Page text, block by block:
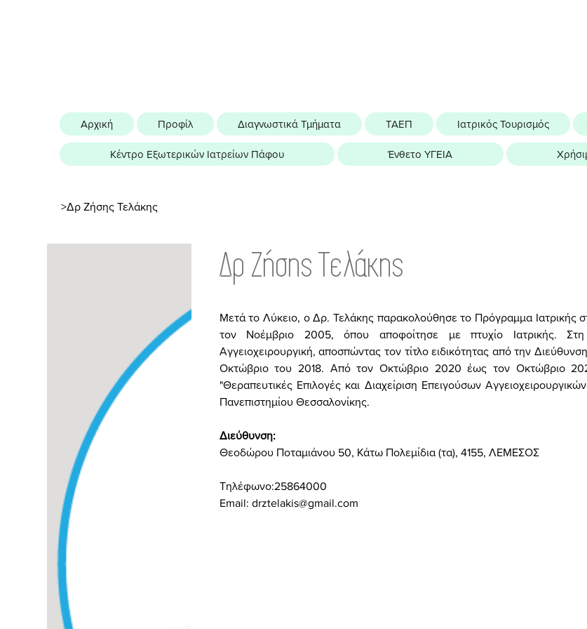
Αρχική Προφίλ Διαγνωστικά Τμήματα ΤΑΕΠ Ιατρικός Τουρισμός
Κέντρο Εξωτερικών Ιατρείων Πάφου Ένθετο ΥΓΕΙΑ
>Δρ Ζήσης Τελάκης
Δρ Ζήσης Τελάκης
Μετά το Λύκειο, ο Δρ. Τελάκης παρακολούθησε το Πρόγραμμα Ιατρικής
τον Νοέμβριο 2005, όπου αποφοίτησε με πτυχίο Ιατρικής. Στη
Αγγειοχειρουργική, αποσπώντας τον τίτλο ειδικότητας από την
Οκτώβριο του 2018. Από τον Οκτώβριο 2020 έως τον Οκτώβριο
"Θεραπευτικές Επιλογές και Διαχείριση Επειγούσων
Πανεπιστημίου Θεσσαλονίκης.
Διεύθυνση:
Θεοδώρου Ποταμιάνου 50, Κάτω Πολεμίδια (τα), 4155, ΛΕΜΕΣΟΣ
Τηλέφωνο:25864000
Email: drztelakis@gmail.com